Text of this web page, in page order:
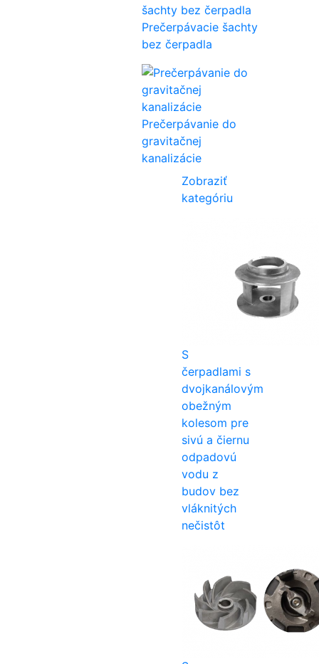
Prečerpávacie šachty
bez čerpadla
Prečerpávanie do
gravitačnej
kanalizácie
Zobraziť
kategóriu
S
čerpadlami s
dvojkanálovým
obežným
kolesom pre
sivú a čiernu
odpadovú
vodu z
budov bez
vláknitých
nečistôt